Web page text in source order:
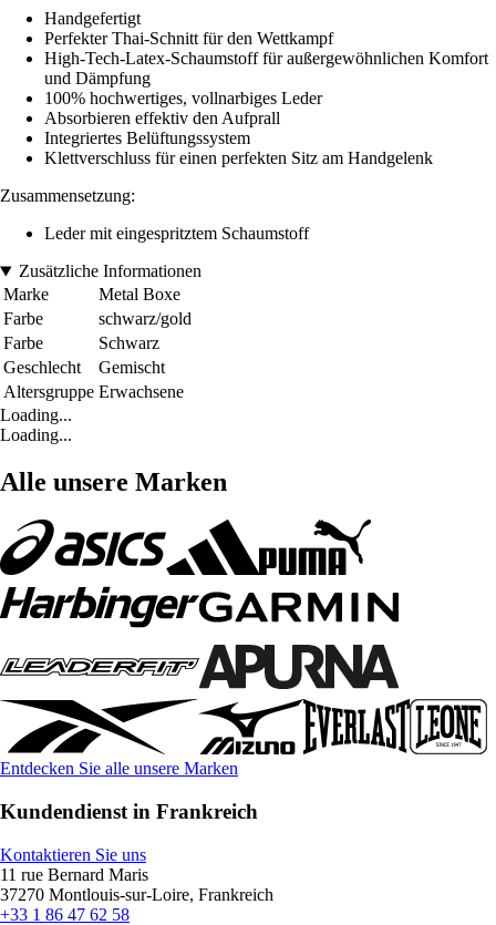
Handgefertigt
Perfekter Thai-Schnitt für den Wettkampf
High-Tech-Latex-Schaumstoff für außergewöhnlichen Komfort
und Dämpfung
100% hochwertiges, vollnarbiges Leder
Absorbieren effektiv den Aufprall
Integriertes Belüftungssystem
Klettverschluss für einen perfekten Sitz am Handgelenk
Zusammensetzung:
Leder mit eingespritztem Schaumstoff
Zusätzliche Informationen
Marke
Metal Boxe
Farbe
schwarz/gold
Farbe
Schwarz
Geschlecht
Gemischt
Altersgruppe Erwachsene
Loading...
Loading...
Alle unsere Marken
Entdecken Sie alle unsere Marken
Kundendienst in Frankreich
Kontaktieren Sie uns
11 rue Bernard Maris
37270 Montlouis-sur-Loire, Frankreich
+33 1 86 47 62 58